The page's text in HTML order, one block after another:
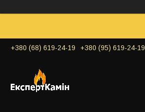
+380 (68) 619-24-19 +380 (95) 619-24-19